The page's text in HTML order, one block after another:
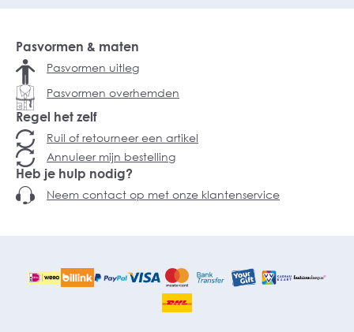
Pasvormen & maten
Pasvormen uitleg
Pasvormen overhemden
Regel het zelf
Ruil of retourneer een artikel
Annuleer mijn bestelling
Heb je hulp nodig?
Neem contact op met onze klantenservice